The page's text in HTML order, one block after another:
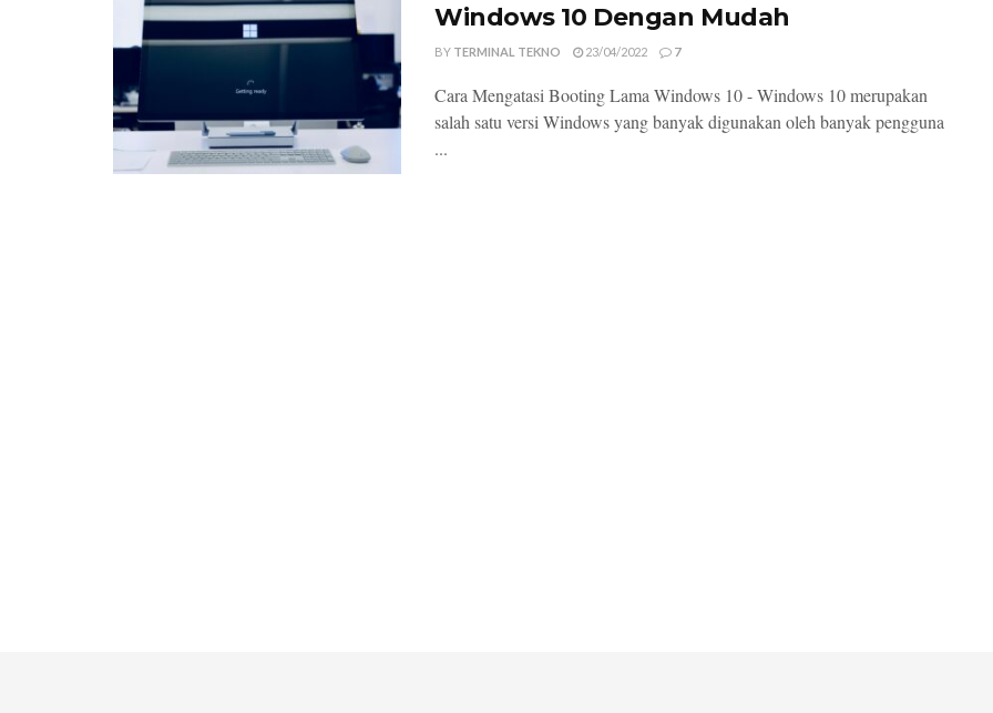
Windows 10 Dengan Mudah
BY TERMINAL TEKNO 23/04/2022 7
Cara Mengatasi Booting Lama Windows 10 - Windows 10 merupakan
salah satu versi Windows yang banyak digunakan oleh banyak pengguna
...